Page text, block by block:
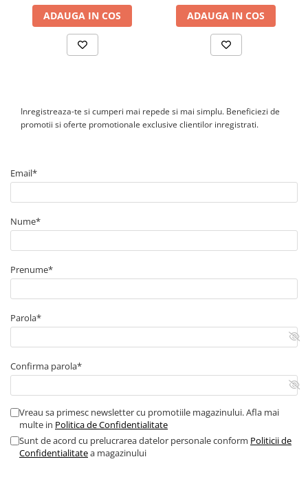
ADAUGA IN COS ADAUGA IN COS
Inregistreaza-te si cumperi mai repede si mai simplu. Beneficiezi de
promotii si oferte promotionale exclusive clientilor inregistrati.
Email*
Nume*
Prenume*
Parola*
Confirma parola*
Vreau sa primesc newsletter cu promotiile magazinului. Afla mai
multe in Politica de Confidentialitate
Sunt de acord cu prelucrarea datelor personale conform Politicii de
Confidentialitatea magazinului